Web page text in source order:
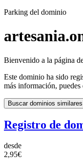
Parking del dominio
Bienvenido a la página
Este dominio ha sido
más información,
Buscar dominios similares
Registro de
desde
2,95€